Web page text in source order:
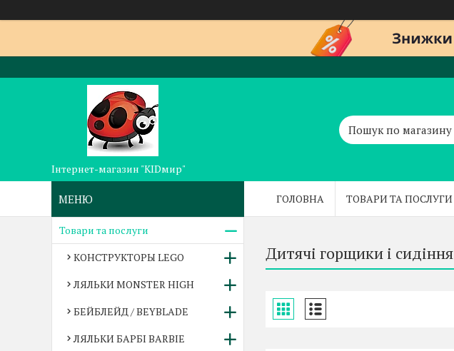
Інтернет-магазин "KIDмир"
ГОЛОВНА ТОВАРИ ТА ПОСЛУГИ
Дитячі горщики і сидіння
Товари та послуги
КОНСТРУКТОРЫ LEGO
ЛЯЛЬКИ MONSTER HIGH
БЕЙБЛЕЙД / BEYBLADE
ЛЯЛЬКИ БАРБІ BARBIE